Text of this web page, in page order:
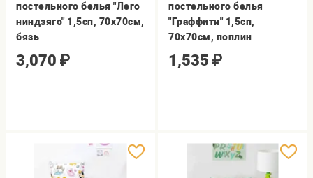
постельного белья "Лего
ниндзяго" 1,5сп, 70х70см,
бязь
3,070 ₽
постельного белья
"Граффити" 1,5сп,
70х70см, поплин
1,535 ₽